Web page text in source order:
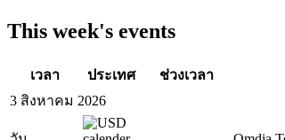
This week's events
เวลา ประเทศ ช่วงเวลา
3 สิงหาคม 2026